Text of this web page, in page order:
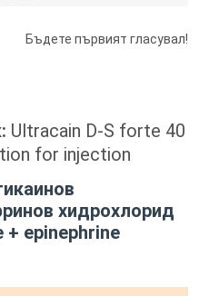
Бъдете първият гласувал!
Ultracain D-S forte 40
for injection
хидрохлорид
epinephrine